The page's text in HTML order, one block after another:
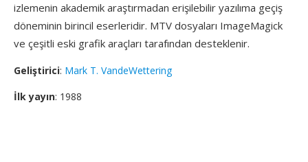
izlemenin akademik araştırmadan erişilebilir yazılıma geçiş
döneminin birincil eserleridir. MTV dosyaları ImageMagick
ve çeşitli eski grafik araçları tarafından desteklenir.
Geliştirici: Mark T. VandeWettering
İlk yayın: 1988